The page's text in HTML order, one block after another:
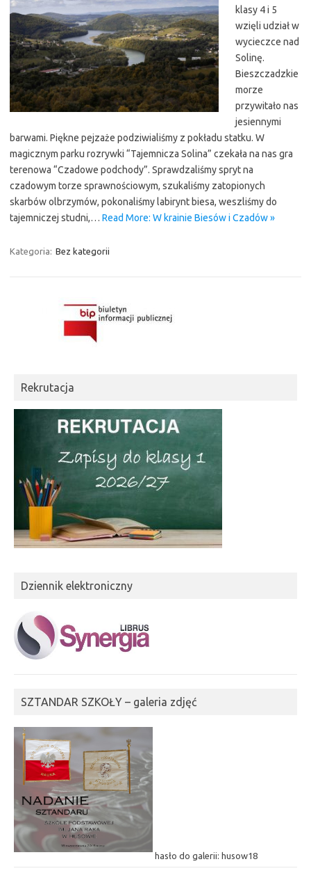
klasy 4 i 5
wzięli udział w
wycieczce nad
Solinę.
Bieszczadzkie
morze
przywitało nas
jesiennymi
barwami. Piękne pejzaże podziwialiśmy z pokładu statku. W
magicznym parku rozrywki “Tajemnicza Solina” czekała na nas gra
terenowa “Czadowe podchody”. Sprawdzaliśmy spryt na
czadowym torze sprawnościowym, szukaliśmy zatopionych
skarbów olbrzymów, pokonaliśmy labirynt biesa, weszliśmy do
tajemniczej studni,… Read More: W krainie Biesów i Czadów »
Kategoria: Bez kategorii
Rekrutacja
Dziennik elektroniczny
SZTANDAR SZKOŁY – galeria zdjęć
hasło do galerii: husow18